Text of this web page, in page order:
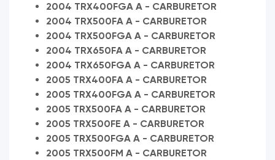
2004 TRX400FGA A - CARBURETOR
2004 TRX500FA A - CARBURETOR
2004 TRX500FGA A - CARBURETOR
2004 TRX650FA A - CARBURETOR
2004 TRX650FGA A - CARBURETOR
2005 TRX400FA A - CARBURETOR
2005 TRX400FGA A - CARBURETOR
2005 TRX500FA A - CARBURETOR
2005 TRX500FE A - CARBURETOR
2005 TRX500FGA A - CARBURETOR
2005 TRX500FM A - CARBURETOR